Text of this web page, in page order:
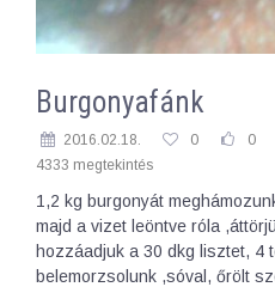
Burgonyafánk
2016.02.18. 0 0
4333 megtekintés
1,2 kg burgonyát
majd a vizet leöntve róla
hozzáadjuk a 30 dkg lisztet, 4
belemorzsolunk ,sóval, őrölt